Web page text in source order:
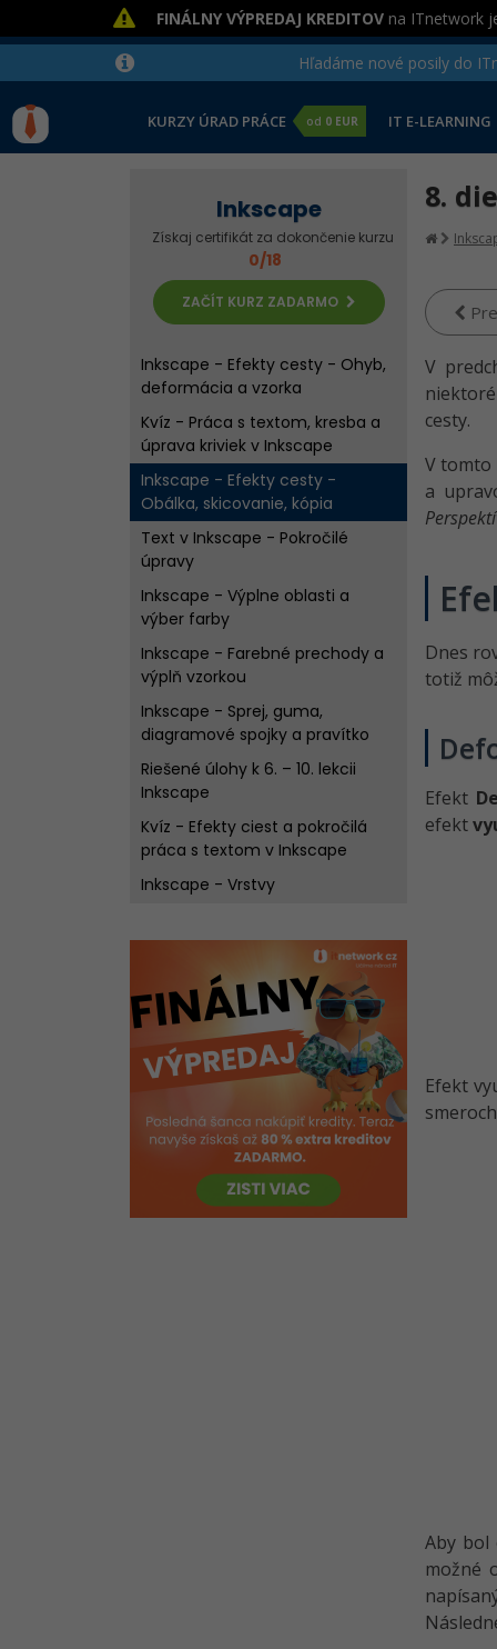
FINÁLNY VÝPREDAJ KREDITOV na ITnetwork
Hľadáme nové posily do
KURZY ÚRAD PRÁCE od 0 EUR IT E-LEARNING
Inkscape
Získaj certifikát za dokončenie kurzu
0/18
ZAČÍT KURZ ZADARMO
Kvíz - Práca so štvorcom,
kruhom a hviezdou v Inkscape
Riešené úlohy k 1. – 5. lekcii
Inkscape
Inkscape - Efekty cesty - Ohyb,
deformácia a vzorka
Kvíz - Práca s textom, kresba a
úprava kriviek v Inkscape
Inkscape - Efekty cesty -
Obálka, skicovanie, kópia
Text v Inkscape - Pokročilé
úpravy
Inkscape - Výplne oblasti a
výber farby
Inkscape - Farebné prechody a
výplň vzorkou
Inkscape - Sprej, guma,
diagramové spojky a pravítko
Riešené úlohy k 6. – 10. lekcii
Inkscape
Kvíz - Efekty ciest a pokročilá
práca s textom v Inkscape
Inkscape - Vrstvy
Inkscape - Snap a usporiadanie
Kvíz - Výplň objektov, prechody,
vzorky a nástroje v Inkscape
Riešené úlohy k 11. – 15. lekcii
Inkscape
Kvíz - Práca s vrstvami, Orezom
a Maskou v Inkscape
Kvíz - Inkscape
8.
V
cesty.
V tomto
a
Dnes
totiž
Efekt
efekt
Efekt
Aby bol
možné